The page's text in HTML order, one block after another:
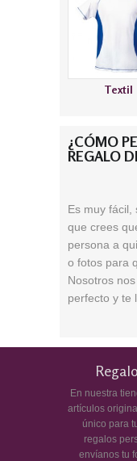
Textil
¿CÓMO
REGALO
Es muy fácil,
que crees
persona a
o fotos para
Nosotros
perfecto y te
En nuestra
artículos
único para
regalos
envíanos tu